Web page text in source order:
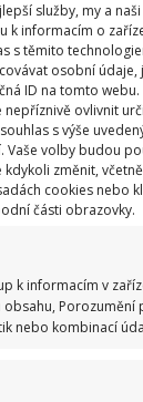
služby, my a
k informacím o
s těmito
osobní údaje,
ID na tomto
ovlivnit
s výše
volby budou
kdykoli změnit,
cookies nebo
části obrazovky.
k informacím v
obsahu, Porozumění
nebo kombinací
napevno,
připravte